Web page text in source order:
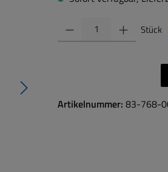
Produkt Anzahl: Gib denStück
Artikelnummer: 83-768-